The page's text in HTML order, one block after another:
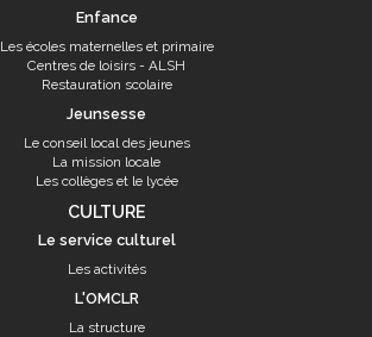
Enfance
Les écoles maternelles et primaire
Centres de loisirs - ALSH
Restauration scolaire
Jeunsesse
Le conseil local des jeunes
La mission locale
Les collèges et le lycée
CULTURE
Le service culturel
Les activités
L'OMCLR
La structure